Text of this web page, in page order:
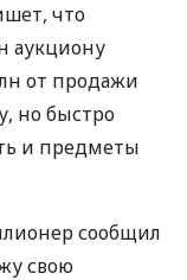
что
аукциону
от продажи
но быстро
и предметы
сообщил
свою